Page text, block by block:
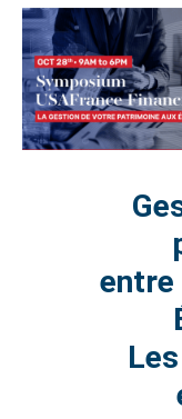
entre